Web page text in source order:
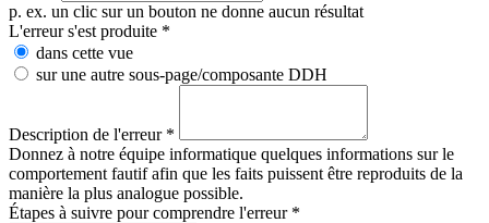
p. ex. un clic sur un bouton ne donne aucun résultat
L'erreur s'est produite *
dans cette vue
sur une autre sous-page/composante DDH
Description de l'erreur *
Donnez à notre équipe informatique quelques informations sur le
comportement fautif afin que les faits puissent être reproduits de la
manière la plus analogue possible.
Étapes à suivre pour comprendre l'erreur *